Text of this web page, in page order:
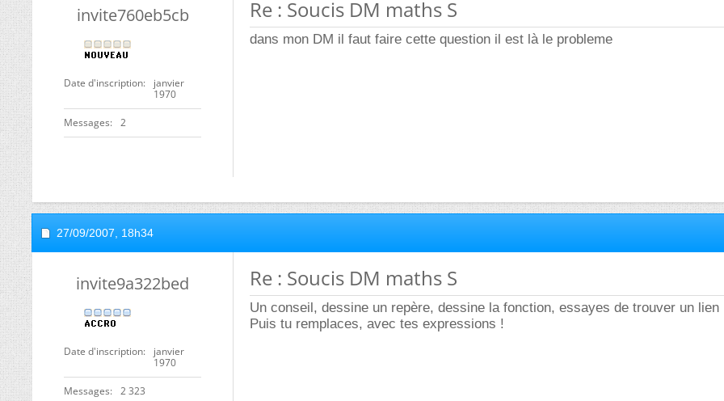
invite760eb5cb
Date d'inscription
janvier
1970
Messages 2
Re : Soucis DM maths S
dans mon DM il faut faire cette question il est là le probleme
27/09/2007, 18h34
invite9a322bed
Date d'inscription
janvier
1970
Messages 2 323
Re : Soucis DM maths S
Un conseil, dessine un repère, dessine la fonction, essayes de trouver un lien
Puis tu remplaces, avec tes expressions !